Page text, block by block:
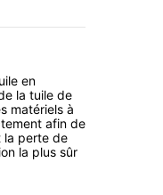
en
la tuile de
matériels à
afin de
la perte de
la plus sûr